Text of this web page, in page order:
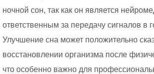
ночной сон, так как он является
ответственным за передачу сигналов в
Улучшение сна может положительно
восстановлении организма после
что особенно важно для